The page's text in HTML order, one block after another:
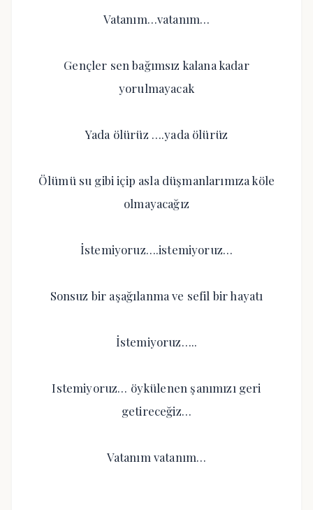
Vatanım…vatanım…
Gençler sen bağımsız kalana kadar
yorulmayacak
Yada ölürüz ….yada ölürüz
Ölümü su gibi içip asla düşmanlarımıza köle
olmayacağız
İstemiyoruz….istemiyoruz…
Sonsuz bir aşağılanma ve sefil bir hayatı
İstemiyoruz…..
Istemiyoruz… öykülenen şanımızı geri
getireceğiz…
Vatanım vatanım…